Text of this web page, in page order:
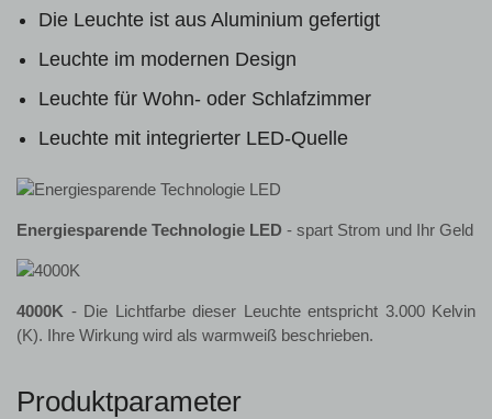
Die Leuchte ist aus Aluminium gefertigt
Leuchte im modernen Design
Leuchte für Wohn- oder Schlafzimmer
Leuchte mit integrierter LED-Quelle
Energiesparende Technologie LED - spart Strom und Ihr Geld
4000K - Die Lichtfarbe dieser Leuchte entspricht 3.000 Kelvin
(K). Ihre Wirkung wird als warmweiß beschrieben.
Produktparameter